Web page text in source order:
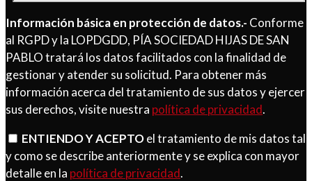
Información básica en protección de datos.- Conforme
al RGPD y la LOPDGDD, PÍA SOCIEDAD HIJAS DE SAN
PABLO tratará los datos facilitados con la finalidad de
gestionar y atender su solicitud. Para obtener más
información acerca del tratamiento de sus datos y ejercer
sus derechos, visite nuestra política de privacidad.
ENTIENDO Y ACEPTOel tratamiento de mis datos tal
y como se describe anteriormente y se explica con mayor
detalle en la política de privacidad.